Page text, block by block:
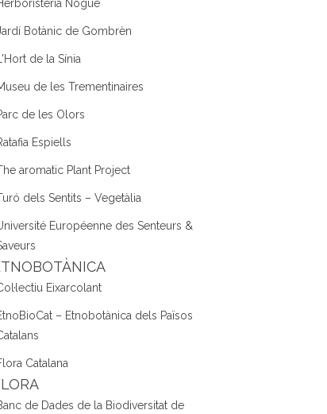
Nogué
Botànic de Gombrèn
L'Hort de la Sínia
de les Trementinaires
de les Olors
Espiells
aromatic Plant Project
dels Sentits – Vegetàlia
Européenne des Senteurs &
Eixarcolant
– Etnobotànica dels Països
Catalana
de Dades de la Biodiversitat de